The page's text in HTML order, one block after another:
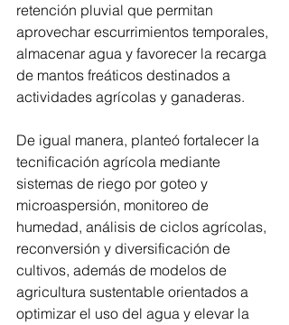
retención pluvial que permitan
aprovechar escurrimientos temporales,
almacenar agua y favorecer la recarga
de mantos freáticos destinados a
actividades agrícolas y ganaderas.
De igual manera, planteó fortalecer la
tecnificación agrícola mediante
sistemas de riego por goteo y
microaspersión, monitoreo de
humedad, análisis de ciclos agrícolas,
reconversión y diversificación de
cultivos, además de modelos de
agricultura sustentable orientados a
optimizar el uso del agua y elevar la